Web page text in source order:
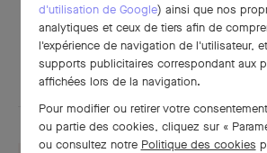
POUR
d'utilisation de Google) ainsi que nos
analytiques et ceux de tiers afin de
l'expérience de navigation de l'utilisateur,
supports publicitaires correspondant aux
affichées lors de la navigation.
Pour modifier ou retirer votre
ou partie des cookies, cliquez sur «
ou consultez notre Politique des cookies